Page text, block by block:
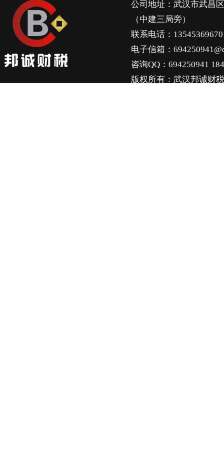
公司地址：武汉市武昌
（中建三局旁）
联系电话：
电子信箱：
咨询QQ：694250941
版权所有：武汉邦诚财